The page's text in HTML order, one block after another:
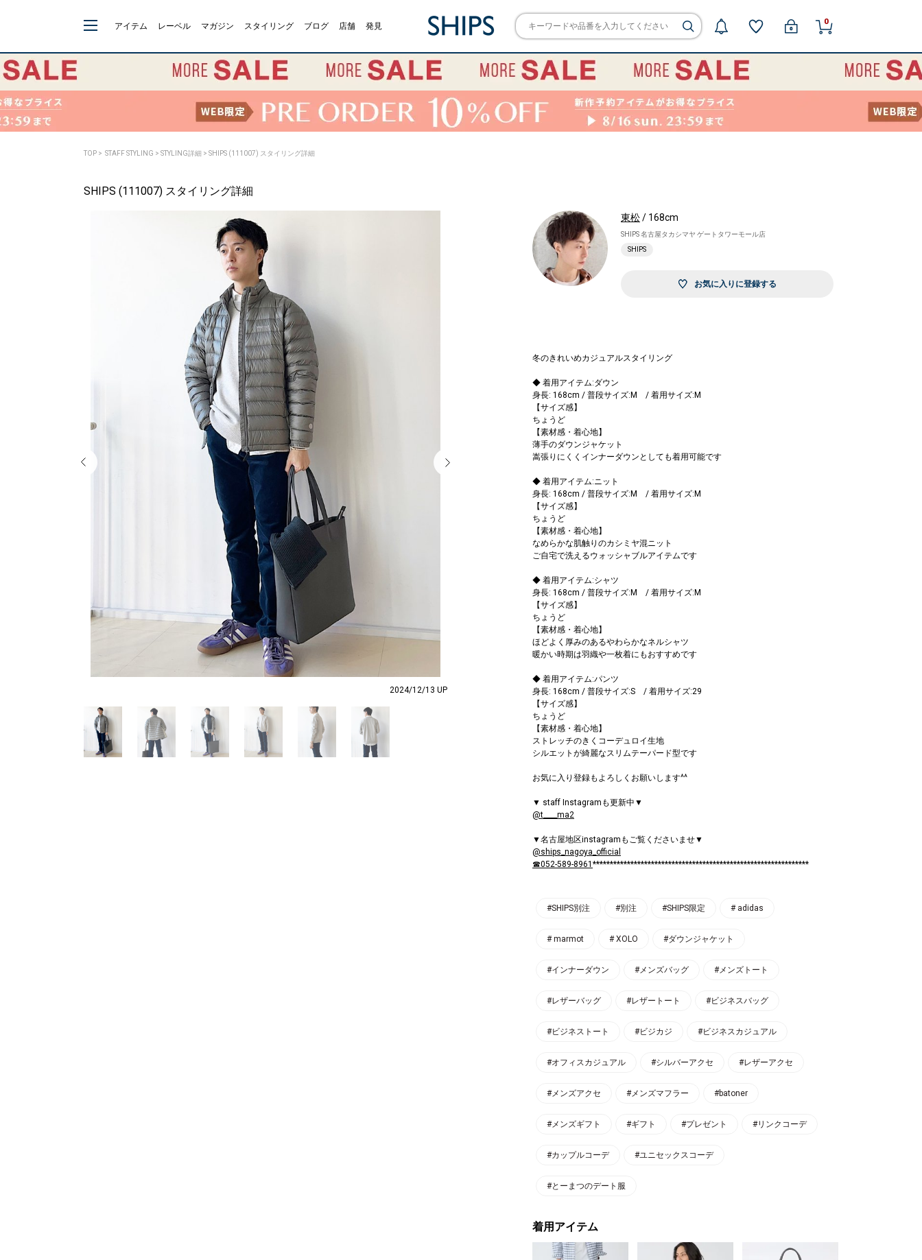
アイテム レーベル マガジン スタイリング ブログ 店舗 発見 0
TOP > STAFF STYLING > STYLING詳細 > SHIPS (111007) スタイリング詳細
SHIPS (111007) スタイリング詳細
2024/12/13 UP
東松/ 168cm
SHIPS 名古屋タカシマヤ ゲートタワーモール店
SHIPS
お気に入りに登録する
冬のきれいめカジュアルスタイリング
◆ 着用アイテム:ダウン
身長: 168cm / 普段サイズ:M / 着用サイズ:M
【サイズ感】
ちょうど
【素材感・着心地】
薄手のダウンジャケット
嵩張りにくくインナーダウンとしても着用可能です
◆ 着用アイテム:ニット
身長: 168cm / 普段サイズ:M / 着用サイズ:M
【サイズ感】
ちょうど
【素材感・着心地】
なめらかな肌触りのカシミヤ混ニット
ご自宅で洗えるウォッシャブルアイテムです
◆ 着用アイテム:シャツ
身長: 168cm / 普段サイズ:M / 着用サイズ:M
【サイズ感】
ちょうど
【素材感・着心地】
ほどよく厚みのあるやわらかなネルシャツ
暖かい時期は羽織や一枚着にもおすすめです
◆ 着用アイテム:パンツ
身長: 168cm / 普段サイズ:S / 着用サイズ:29
【サイズ感】
ちょうど
【素材感・着心地】
ストレッチのきくコーデュロイ生地
シルエットが綺麗なスリムテーパード型です
お気に入り登録もよろしくお願いします^^
▼ staff Instagramも更新中▼
@t____ma2
▼名古屋地区instagramもご覧くださいませ▼
@ships_nagoya_official
☎052-589-8961 ***************************************************************
#SHIPS別注 #別注 #SHIPS限定 # adidas
# marmot # XOLO #ダウンジャケット
#インナーダウン #メンズバッグ #メンズトート
#レザーバッグ #レザートート #ビジネスバッグ
#ビジネストート #ビジカジ #ビジネスカジュアル
#オフィスカジュアル #シルバーアクセ #レザーアクセ
#メンズアクセ #メンズマフラー #batoner
#メンズギフト #ギフト #プレゼント #リンクコーデ
#カップルコーデ #ユニセックスコーデ
#とーまつのデート服
着用アイテム